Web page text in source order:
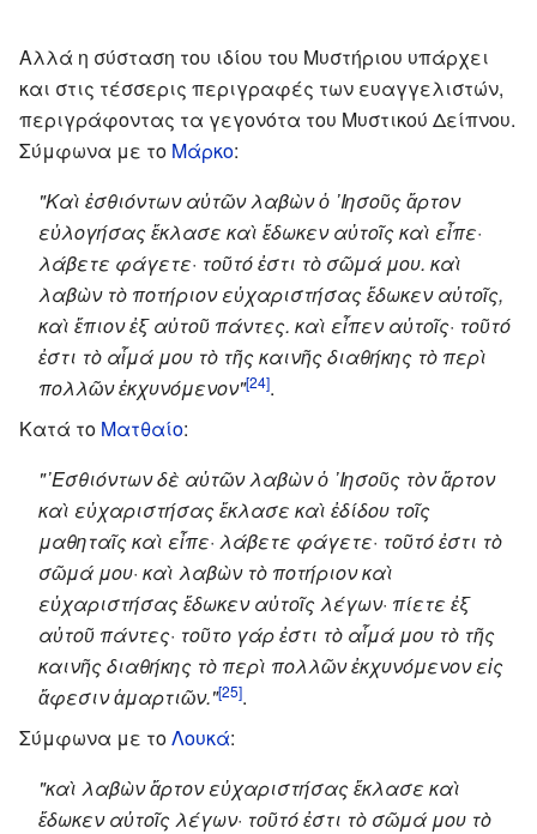
Αλλά η σύσταση του ιδίου του Μυστήριου υπάρχει
και στις τέσσερις περιγραφές των ευαγγελιστών,
περιγράφοντας τα γεγονότα του Μυστικού Δείπνου.
Σύμφωνα με το Μάρκο:
"Καὶ ἐσθιόντων αὐτῶν λαβὼν ὁ ᾿Ιησοῦς ἄρτον
εὐλογήσας ἔκλασε καὶ ἔδωκεν αὐτοῖς καὶ εἶπε·
λάβετε φάγετε· τοῦτό ἐστι τὸ σῶμά μου. καὶ
λαβὼν τὸ ποτήριον εὐχαριστήσας ἔδωκεν αὐτοῖς,
καὶ ἔπιον ἐξ αὐτοῦ πάντες. καὶ εἶπεν αὐτοῖς· τοῦτό
ἐστι τὸ αἷμά μου τὸ τῆς καινῆς διαθήκης τὸ περὶ
πολλῶν ἐκχυνόμενον"[24].
Κατά το Ματθαίο:
"᾿Εσθιόντων δὲ αὐτῶν λαβὼν ὁ ᾿Ιησοῦς τὸν ἄρτον
καὶ εὐχαριστήσας ἔκλασε καὶ ἐδίδου τοῖς
μαθηταῖς καὶ εἶπε· λάβετε φάγετε· τοῦτό ἐστι τὸ
σῶμά μου· καὶ λαβὼν τὸ ποτήριον καὶ
εὐχαριστήσας ἔδωκεν αὐτοῖς λέγων· πίετε ἐξ
αὐτοῦ πάντες· τοῦτο γάρ ἐστι τὸ αἷμά μου τὸ τῆς
καινῆς διαθήκης τὸ περὶ πολλῶν ἐκχυνόμενον εἰς
ἄφεσιν ἁμαρτιῶν."[25].
Σύμφωνα με τοΛουκά:
"καὶ λαβὼν ἄρτον εὐχαριστήσας ἔκλασε καὶ
ἔδωκεν αὐτοῖς λέγων· τοῦτό ἐστι τὸ σῶμά μου τὸ